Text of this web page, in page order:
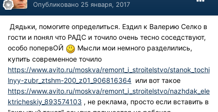
Опубликовано 25 января, 2017
Дядьки, помогите определиться. Ездил к Валерию Селко в
гости и понял что РАДС и точило очень тесно соседствуют,
особо попервОЙ
Мысли мои немного разделились,
купить современное точило
https://www.avito.ru/moskva/remont_i_stroitelstvo/stanok_tochi
lnyy-zubr_ztshm-200_z01_906816364 или вот такое
https://www.avito.ru/moskva/remont_i_stroitelstvo/nazhdak_ele
ktricheskiy_893574103 , не реклама, просто если вставить в